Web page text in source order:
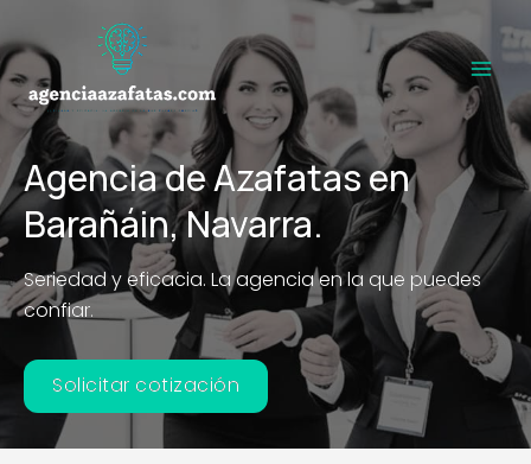
al
contenido
Main
Agencia de Azafatas en
Barañáin, Navarra.
Seriedad y eficacia. La agencia en la que puedes
confiar.
Solicitar cotización